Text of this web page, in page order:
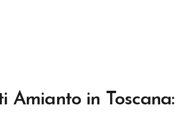
Amianto in Toscana: